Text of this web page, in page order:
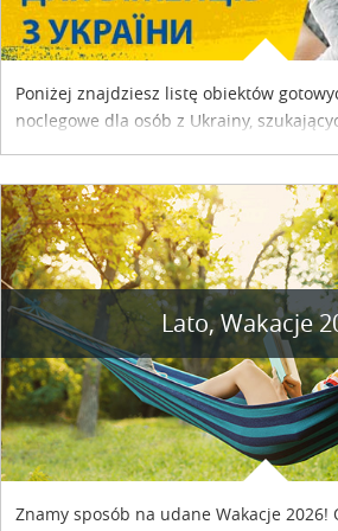
Poniżej znajdziesz listę obiektów
noclegowe dla osób z Ukrainy,
Lato, Wakacje
Znamy sposób na udane Wakacje 2026!